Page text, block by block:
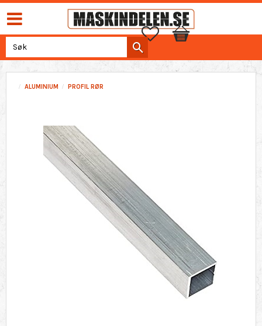
Favoritter
Handlekurv
ALUMINIUM PROFIL RØR